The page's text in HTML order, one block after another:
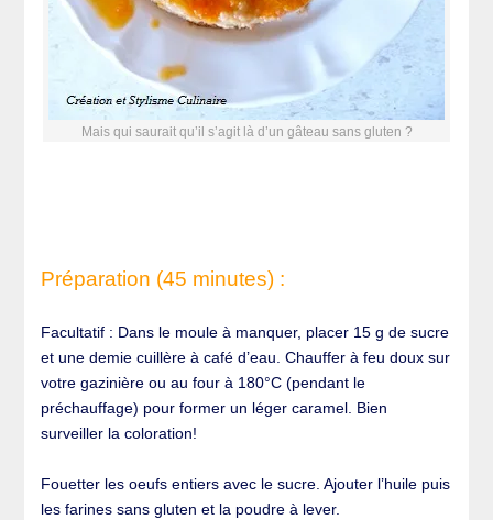
Mais qui saurait qu’il s’agit là d’un gâteau sans gluten ?
Préparation (45 minutes) :
Facultatif : Dans le moule à manquer, placer 15 g de sucre
et une demie cuillère à café d’eau. Chauffer à feu doux sur
votre gazinière ou au four à 180°C (pendant le
préchauffage) pour former un léger caramel. Bien
surveiller la coloration!
Fouetter les oeufs entiers avec le sucre. Ajouter l’huile puis
les farines sans gluten et la poudre à lever.